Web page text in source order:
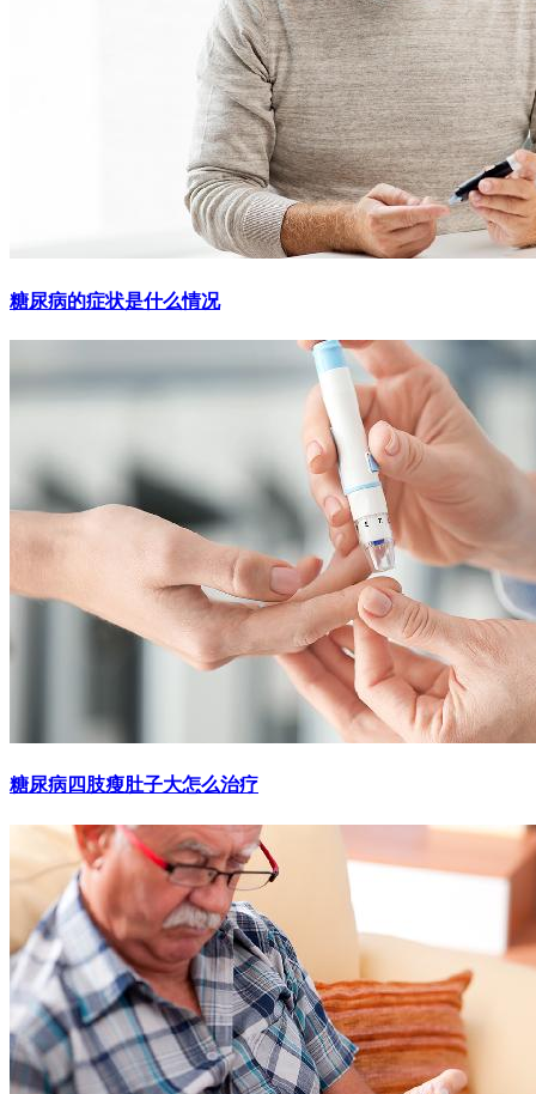
糖尿病的症状是什么情况
糖尿病四肢瘦肚子大怎么治疗